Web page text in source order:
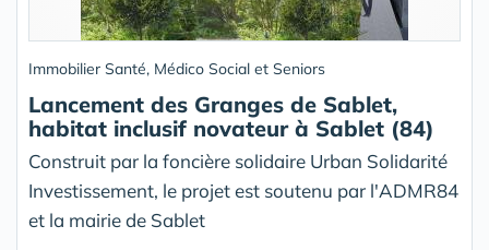
Immobilier Santé, Médico Social et Seniors
Lancement des Granges de Sablet,
habitat inclusif novateur à Sablet (84)
Construit par la foncière solidaire Urban Solidarité
Investissement, le projet est soutenu par l'ADMR84
et la mairie de Sablet